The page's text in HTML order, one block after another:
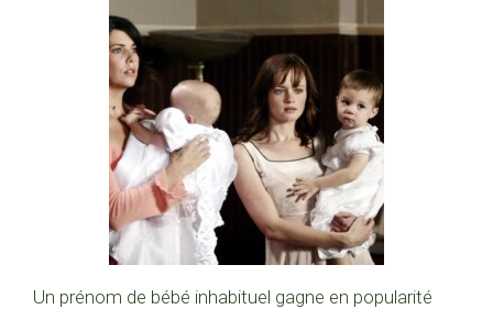
Un prénom de bébé inhabituel gagne en popularité